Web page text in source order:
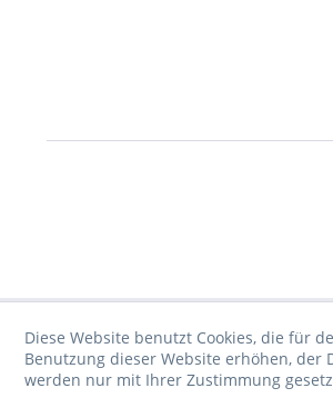
Diese Website benutzt Cookies, die für
Benutzung dieser Website erhöhen,
werden nur mit Ihrer Zustimmung